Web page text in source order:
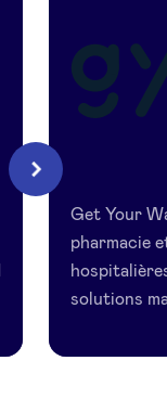
Get Your
pharmacie
solutions
Suivant